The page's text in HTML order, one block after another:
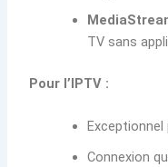
TV sans
Pour l’IPTV :
Connexion